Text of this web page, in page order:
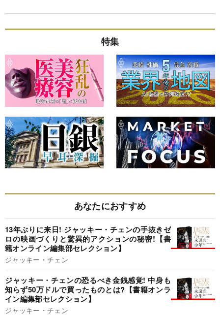
特集
あなたにおすすめ
13年ぶりに来日! ジャッキー・チェンの手抜きゼ
ロの映画づくりと驚異的アクションの秘密!【書
籍オンライン編集部セレクション】
ジャッキー・チェン
ジャッキー・チェンの恐るべき金銭感覚! 中身も
知らず50万ドルで買ったものとは?【書籍オンラ
イン編集部セレクション】
ジャッキー・チェン